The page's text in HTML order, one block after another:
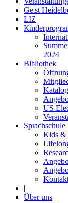
Geist
LIZ
2024
Bibliothek
US
Sprachschule
Kids &
|
Über uns